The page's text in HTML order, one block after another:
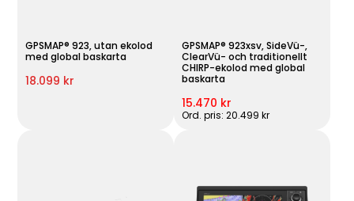
GPSMAP® 923, utan ekolod
med global baskarta
18.099 kr
GPSMAP® 923xsv, SideVü-,
ClearVü- och traditionellt
CHIRP-ekolod med global
baskarta
15.470 kr
Ord. pris: 20.499 kr